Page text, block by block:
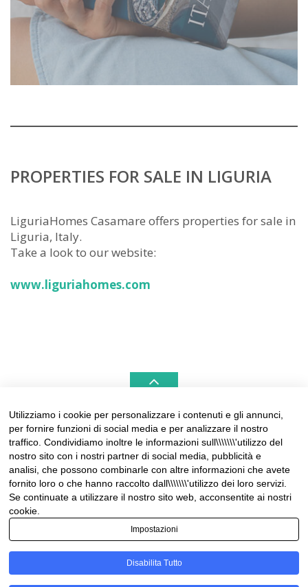
PROPERTIES FOR SALE IN LIGURIA
LiguriaHomes Casamare offers properties for sale in
Liguria, Italy.
Take a look to our website:
www.liguriahomes.com
LIGURIAHOMES CASAMARE & HAMPTONS –
REAL ESTATE AGENCIES IN LIGURIA
Contact:
Tel +39 0184 574262
info@liguriahomes.com
Utilizziamo i cookie per personalizzare i contenuti e gli annunci,
per fornire funzioni di social media e per analizzare il nostro
traffico. Condividiamo inoltre le informazioni sull\\\\\\\'utilizzo del
nostro sito con i nostri partner di social media, pubblicità e
analisi, che possono combinarle con altre informazioni che avete
fornito loro o che hanno raccolto dall\\\\\\\'utilizzo dei loro servizi.
Se continuate a utilizzare il nostro sito web, acconsentite ai nostri
cookie.
Impostazioni
Disabilita Tutto